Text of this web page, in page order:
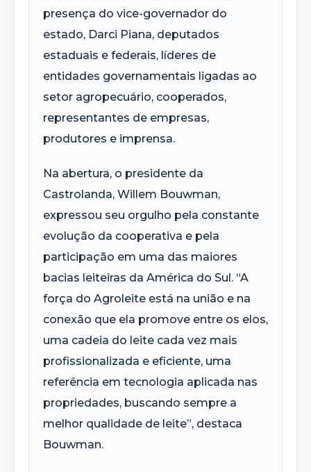
presença do vice-governador do
estado, Darci Piana, deputados
estaduais e federais, líderes de
entidades governamentais ligadas ao
setor agropecuário, cooperados,
representantes de empresas,
produtores e imprensa.
Na abertura, o presidente da
Castrolanda, Willem Bouwman,
expressou seu orgulho pela constante
evolução da cooperativa e pela
participação em uma das maiores
bacias leiteiras da América do Sul. “A
força do Agroleite está na união e na
conexão que ela promove entre os elos,
uma cadeia do leite cada vez mais
profissionalizada e eficiente, uma
referência em tecnologia aplicada nas
propriedades, buscando sempre a
melhor qualidade de leite”, destaca
Bouwman.